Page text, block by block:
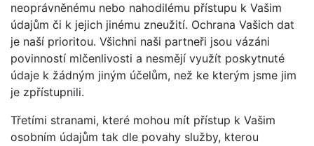
neoprávněnému nebo nahodilému přístupu k Vašim
údajům či k jejich jinému zneužití. Ochrana Vašich dat
je naší prioritou. Všichni naši partneři jsou vázáni
povinností mlčenlivosti a nesmějí využít poskytnuté
údaje k žádným jiným účelům, než ke kterým jsme jim
je zpřístupnili.
Třetími stranami, které mohou mít přístup k Vašim
osobním údajům tak dle povahy služby, kterou